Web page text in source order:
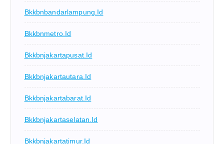
Bkkbnbandarlampung.id
Bkkbnmetro.id
Bkkbnjakartapusat.id
Bkkbnjakartautara.id
Bkkbnjakartabarat.id
Bkkbnjakartaselatan.id
Bkkbnjakartatimur.id